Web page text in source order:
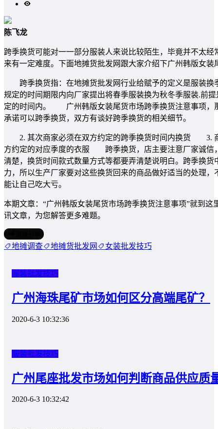
陈飞龙
跨季换货可能对一一部分服装人来说比较陌生，毕竟并不太
来有一定难度。下面地摊货批发网跟大家介绍下广州韩版女装
跨季换货指：在地摊货批发网行业给赋予的定义是服装换
规定的时间期限内向厂家提出将春季服装换为秋冬季服装.前
定的时间内。 广州韩版女装尾货市场跨季换货注意事项
承诺可以跨季换货，双方有谈好跨季换货的相关细节。
2. 其次商家必须在双方约定的跨季换货时间内换货 3.
方约定的对应季度的衣服 跨季换货，店主要注意厂家诚信
清楚，换货时间款式数量方式等都要弄清楚说明白。跨季换
力，所以生产厂家要对这些换货回来的商品做好适当的处理
能让自己吃大亏。
本期文章：“广州韩版女装尾货市场跨季换货注意事项”就到
讯文章，为您解答更多难题。
地摊调查 地摊货批发网 女装批发技巧
服装批发技巧
广州海珠尾矿市场如何区分高端尾矿？
2020-6-3 10:32:36
服装批发技巧
广州尾座批发市场如何判断商品供应质
2020-6-3 10:32:42